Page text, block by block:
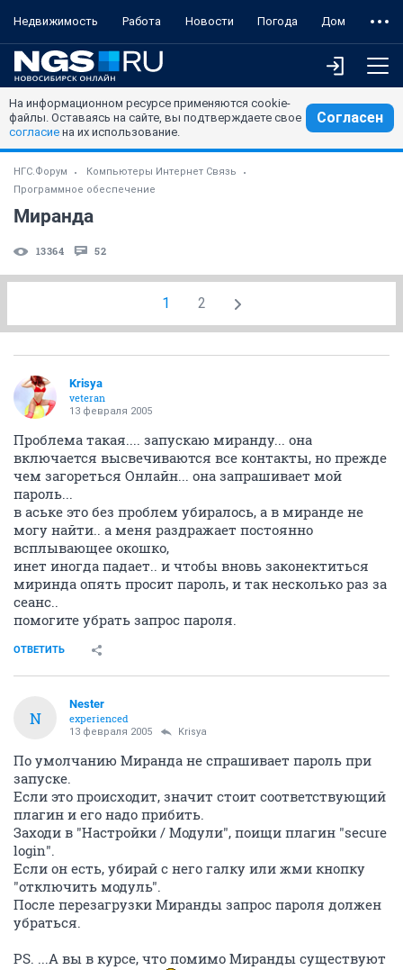
Недвижимость Работа Новости Погода Дом
На информационном ресурсе применяются cookie-
файлы. Оставаясь на сайте, вы подтверждаете свое
согласие на их использование.
Согласен
НГС.Форум
Компьютеры Интернет Связь
Программное обеспечение
Миранда
13364 52
1 2
Krisya
veteran
13 февраля 2005
Проблема такая.... запускаю миранду... она
включается высвечиваются все контакты, но прежде
чем загореться Онлайн... она запрашивает мой
пароль...
в аське это без проблем убиралось, а в миранде не
могу найти.. а меня раздражает постоянно
всплывающее окошко,
инет иногда падает.. и чтобы вновь законектиться
миринда опять просит пароль, и так несколько раз за
сеанс..
помогите убрать запрос пароля.
ОТВЕТИТЬ
N
Nestеr
experienced
13 февраля 2005 Krisya
По умолчанию Миранда не спрашивает пароль при
запуске.
Если это происходит, значит стоит соответствующий
плагин и его надо прибить.
Заходи в "Настройки / Модули", поищи плагин "secure
login".
Если он есть, убирай с него галку или жми кнопку
"отключить модуль".
После перезагрузки Миранды запрос пароля должен
убраться.
PS. ...А вы в курсе, что помимо Миранды существуют